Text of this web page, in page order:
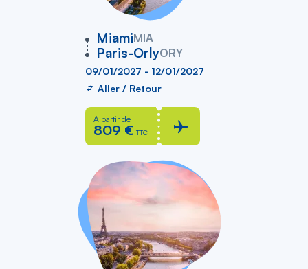
MiamiMIA
vers
Paris-OrlyORY
09/01/2027 - 12/01/2027
Aller / Retour
À partir de
809 € TTC